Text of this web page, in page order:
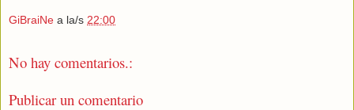
GiBraiNe a la/s 22:00
No hay comentarios.:
Publicar un comentario